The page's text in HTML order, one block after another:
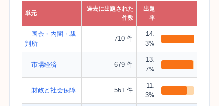
単元
過去に出題された
件数
出題
率
国会・内閣・裁
判所
710 件
14.
3%
市場経済 679 件
13.
7%
財政と社会保障 561 件
11.
3%